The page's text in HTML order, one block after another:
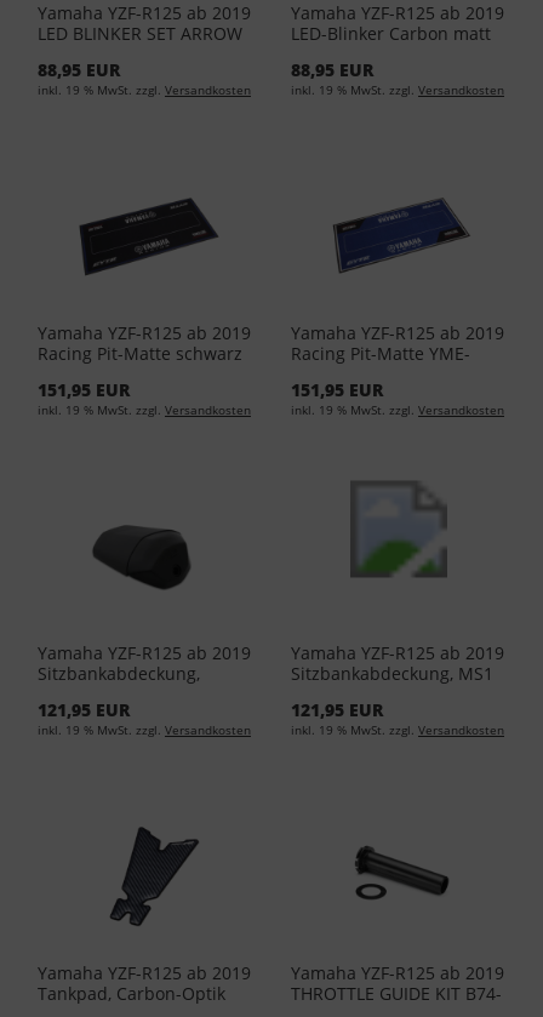
Yamaha YZF-R125 ab 2019
LED BLINKER SET ARROW
88,95 EUR
inkl. 19 % MwSt. zzgl. Versandkosten
Yamaha YZF-R125 ab 2019
LED-Blinker Carbon matt
88,95 EUR
inkl. 19 % MwSt. zzgl. Versandkosten
Yamaha YZF-R125 ab 2019
Racing Pit-Matte schwarz
151,95 EUR
inkl. 19 % MwSt. zzgl. Versandkosten
Yamaha YZF-R125 ab 2019
Racing Pit-Matte YME-
151,95 EUR
inkl. 19 % MwSt. zzgl. Versandkosten
Yamaha YZF-R125 ab 2019
Sitzbankabdeckung,
BK6-F47F0-01-00
121,95 EUR
inkl. 19 % MwSt. zzgl. Versandkosten
Yamaha YZF-R125 ab 2019
Sitzbankabdeckung, MS1
121,95 EUR
inkl. 19 % MwSt. zzgl. Versandkosten
Yamaha YZF-R125 ab 2019
Tankpad, Carbon-Optik
Yamaha YZF-R125 ab 2019
THROTTLE GUIDE KIT B74-